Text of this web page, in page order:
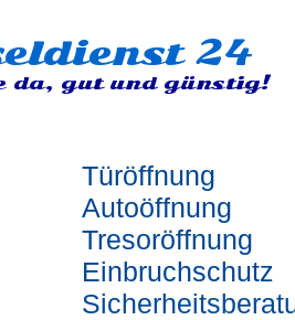
24
da, gut und günstig!
Türöffnung
Autoöffnung
Tresoröffnung
Einbruchschutz